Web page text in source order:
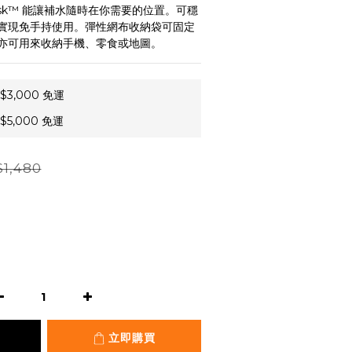
能讓補水隨時在你需要的位置。可穩
現免手持使用。彈性網布收納袋可固定
用來收納手機、零食或地圖。
免運
免運
立即購買